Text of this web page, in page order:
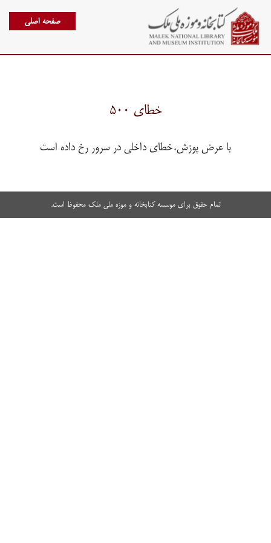
صفحه اصلی
خطای ۵۰۰
با عرض پوزش،خطای داخلی در سرور رخ داده است
تمام حقوق برای موسسه کتابخانه و موزه ملی ملک محفوظ است.